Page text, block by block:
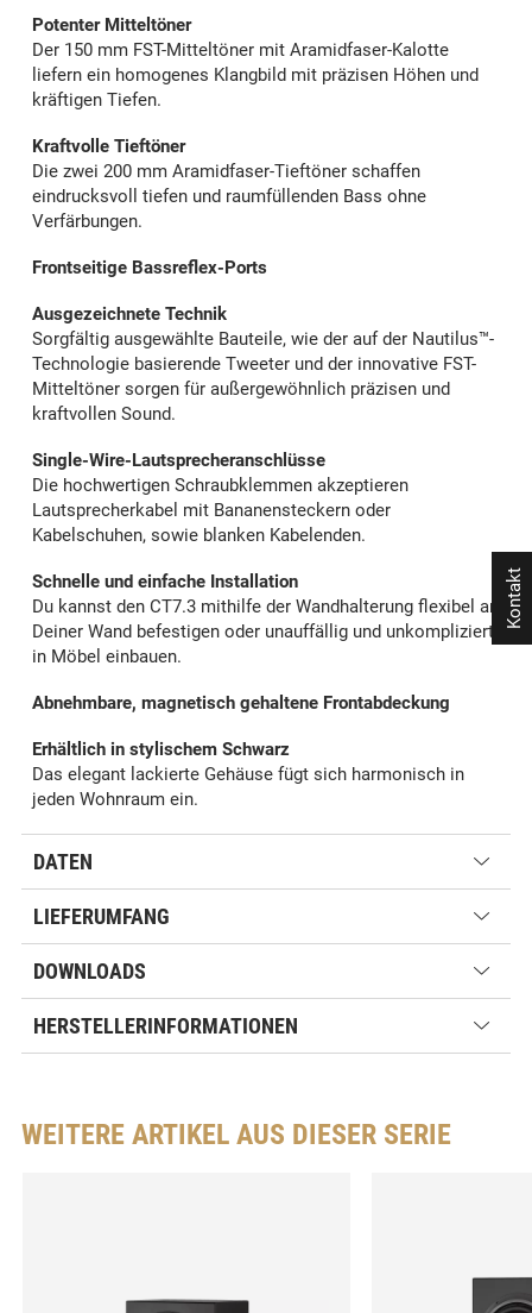
Potenter Mitteltöner
Der 150 mm FST-Mitteltöner mit Aramidfaser-Kalotte
liefern ein homogenes Klangbild mit präzisen Höhen und
kräftigen Tiefen.
Kraftvolle Tieftöner
Die zwei 200 mm Aramidfaser-Tieftöner schaffen
eindrucksvoll tiefen und raumfüllenden Bass ohne
Verfärbungen.
Frontseitige Bassreflex-Ports
Ausgezeichnete Technik
Sorgfältig ausgewählte Bauteile, wie der auf der Nautilus™-
Technologie basierende Tweeter und der innovative FST-
Mitteltöner sorgen für außergewöhnlich präzisen und
kraftvollen Sound.
Single-Wire-Lautsprecheranschlüsse
Die hochwertigen Schraubklemmen akzeptieren
Lautsprecherkabel mit Bananensteckern oder
Kabelschuhen, sowie blanken Kabelenden.
Schnelle und einfache Installation
Du kannst den CT7.3 mithilfe der Wandhalterung flexibel an
Deiner Wand befestigen oder unauffällig und unkompliziert
in Möbel einbauen.
Abnehmbare, magnetisch gehaltene Frontabdeckung
Erhältlich in stylischem Schwarz
Das elegant lackierte Gehäuse fügt sich harmonisch in
jeden Wohnraum ein.
DATEN
LIEFERUMFANG
DOWNLOADS
HERSTELLERINFORMATIONEN
WEITERE ARTIKEL AUS DIESER SERIE
Kontakt